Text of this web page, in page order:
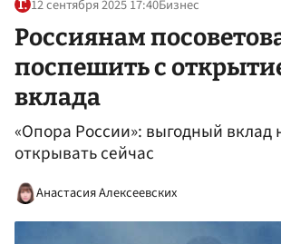
12 сентября 2025 17:40Бизнес
Россиянам
поспешить с
вклада
«Опора России»: выгодный вклад
открывать сейчас
Анастасия Алексеевских